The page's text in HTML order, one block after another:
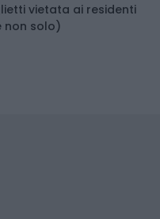
vietata ai residenti
non solo)